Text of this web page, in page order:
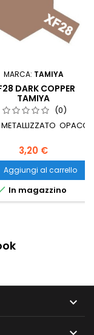
MARCA: TAMIYA
DARK COPPER
TAMIYA
(0)
OPACO
3,20 €
Aggiungi al carrello
In magazzino
